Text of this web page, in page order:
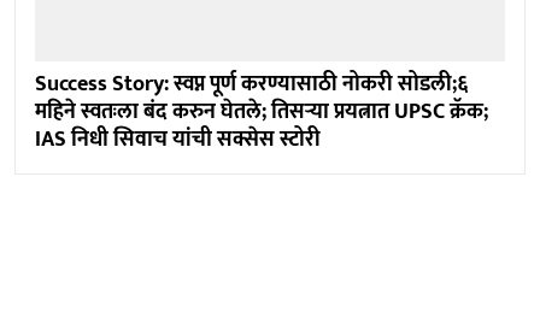
Success Story: स्वप्न पूर्ण करण्यासाठी नोकरी सोडली;६
महिने स्वतःला बंद करुन घेतले; तिसऱ्या प्रयत्नात UPSC क्रॅक;
IAS निधी सिवाच यांची सक्सेस स्टोरी